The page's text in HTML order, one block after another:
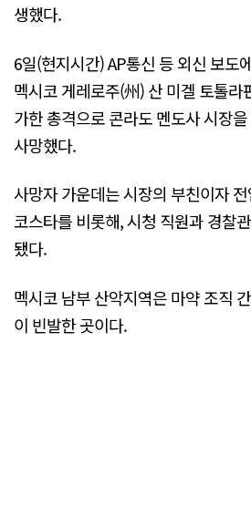
생했다.
6일(현지시간) AP통신 등 외신 보도
멕시코 게레로주(州) 산 미겔 토톨라
가한 총격으로 콘라도 멘도사 시장
사망했다.
사망자 가운데는 시장의 부친이자
코스타를 비롯해, 시청 직원과 경찰
됐다.
멕시코 남부 산악지역은 마약 조직
이 빈발한 곳이다.